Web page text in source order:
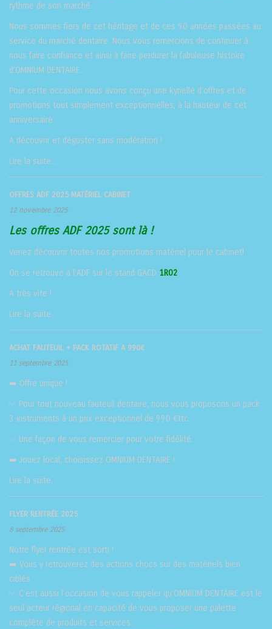
rythme de son marché.
Nous sommes fiers de cet héritage et de ces 90 années passées au
service du marché dentaire. Nous vous remercions de continuer à
nous faire confiance et ainsi à faire perdurer la fabuleuse histoire
d’OMNIUM DENTAIRE.
Pour cette occasion nous avons conçu une kyrielle d’offres et de
promotions tout simplement exceptionnelles, à la hauteur de cet
anniversaire.
A découvrir et déguster sans modération !
Lire la suite...
OFFRES ADF 2025 MATÉRIEL CABINET
12 novembre 2025
Les offres ADF 2025 sont là !
Venez découvrir toutes nos promotions matériel pour le cabinet!
On se retrouve à l'ADF sur le stand GACD 1R02
A très vite !
Lire la suite...
ACHAT FAUTEUIL + PACK ROTATIF A 990€
11 septembre 2025
➡️ Offre unique !
✅ Pour tout nouveau fauteuil dentaire, nous vous proposons un pack
3 instruments à un prix exceptionnel de 990 €ttc.
✅ Une façon de vous remercier pour votre fidélité.
➡️ Jouez local, choisissez OMNIUM DENTAIRE !
Lire la suite...
FLYER RENTRÉE 2025
8 septembre 2025
Notre flyer rentrée est sorti !
➡️ Vous y retrouverez des actions chocs sur des matériels bien
ciblés.
✅ C’est aussi l’occasion de vous rappeler qu’OMNIUM DENTAIRE est le
seul acteur régional en capacité de vous proposer une palette
complète de produits et services.